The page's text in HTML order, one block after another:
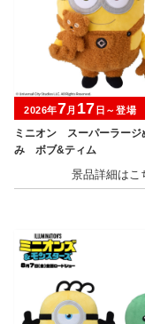
ミニオン スーパーラージ
み ボブ&ティム
2026年7月 17 日～登場